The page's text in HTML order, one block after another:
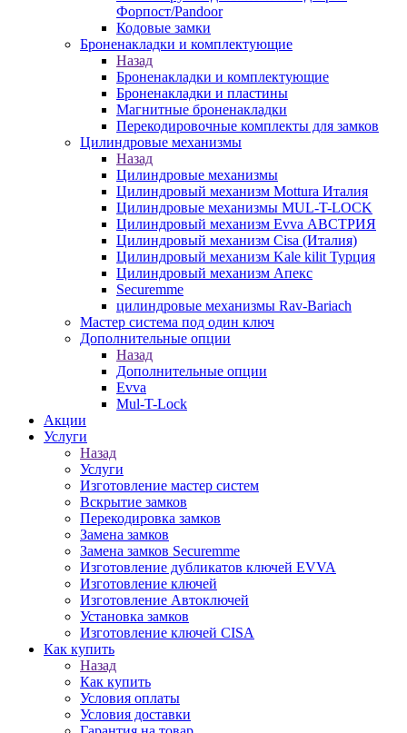
Форпост/Раndoor
Кодовые замки
Броненакладки и комплектующие
Назад
Броненакладки и комплектующие
Броненакладки и пластины
Магнитные броненакладки
Перекодировочные комплекты для замков
Цилиндровые механизмы
Назад
Цилиндровые механизмы
Цилиндровый механизм Mottura Италия
Цилиндровые механизмы MUL-T-LOCK
Цилиндровый механизм Evva АВСТРИЯ
Цилиндровый механизм Cisa (Италия)
Цилиндровый механизм Kale kilit Турция
Цилиндровый механизм Апекс
Securemme
цилиндровые механизмы Rav-Bariach
Мастер система под один ключ
Дополнительные опции
Назад
Дополнительные опции
Evva
Mul-T-Lock
Акции
Услуги
Назад
Услуги
Изготовление мастер систем
Вскрытие замков
Перекодировка замков
Замена замков
Замена замков Securemme
Изготовление дубликатов ключей EVVA
Изготовление ключей
Изготовление Автоключей
Установка замков
Изготовление ключей CISA
Как купить
Назад
Как купить
Условия оплаты
Условия доставки